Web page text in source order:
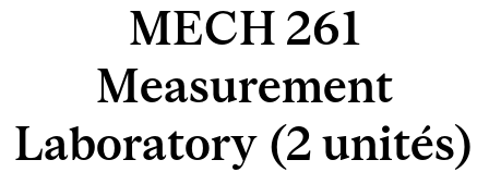
MECH 261
Measurement
Laboratory (2 unités)